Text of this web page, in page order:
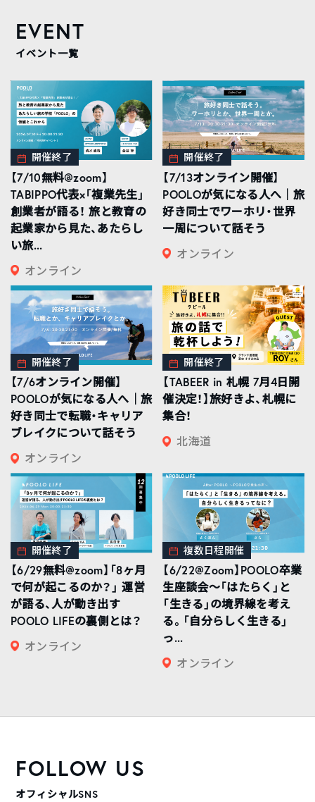
EVENT
イベント一覧
開催終了
【7/10無料@zoom】
TABIPPO代表×「複業先生」
創業者が語る！ 旅と教育の
起業家から見た、あたらし
い旅...
オンライン
開催終了
【7/13オンライン開催】
POOLOが気になる人へ｜旅
好き同士でワーホリ・世界
一周について話そう
オンライン
開催終了
【7/6オンライン開催】
POOLOが気になる人へ｜旅
好き同士で転職・キャリア
ブレイクについて話そう
オンライン
開催終了
【TABEER in 札幌 7月4日開
催決定！】旅好きよ、札幌に
集合！
北海道
開催終了
【6/29無料@zoom】「8ヶ月
で何が起こるのか？」 運営
が語る、人が動き出す
POOLO LIFEの裏側とは？
オンライン
複数日程開催
【6/22@Zoom】POOLO卒業
生座談会〜「はたらく」と
「生きる」の境界線を考え
る。「自分らしく生きる」
っ...
オンライン
FOLLOW US
オフィシャルSNS